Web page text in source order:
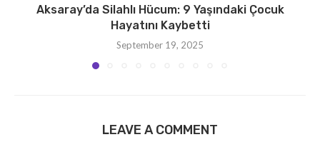
Aksaray’da Silahlı Hücum: 9 Yaşındaki Çocuk
Hayatını Kaybetti
September 19, 2025
LEAVE A COMMENT